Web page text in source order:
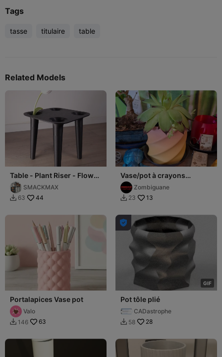
Tags
tasse titulaire table
Related Models
Table - Plant Riser - Flower
Vase - Crumb collector
SMACKMAX
 63 44
Vase/pot à crayons
torsadé - Twisted vase or
pencil holder
Zombiguane
 23 13
Portalapices Vase pot
Valo
 146 63
GIF

Pot tôle plié
CADastrophe
 58 28